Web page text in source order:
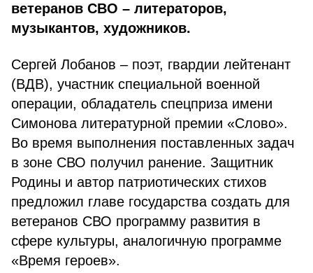
ветеранов СВО – литераторов,
музыкантов, художников.
Сергей Лобанов – поэт, гвардии лейтенант
(ВДВ), участник специальной военной
операции, обладатель спецприза имени
Симонова литературной премии «Слово».
Во время выполнения поставленных задач
в зоне СВО получил ранение. Защитник
Родины и автор патриотических стихов
предложил главе государства создать для
ветеранов СВО программу развития в
сфере культуры, аналогичную программе
«Время героев».